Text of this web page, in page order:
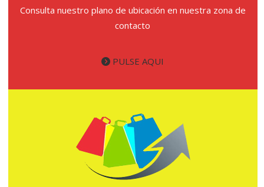
Consulta nuestro plano de ubicación en nuestra zona de
contacto
PULSE AQUI